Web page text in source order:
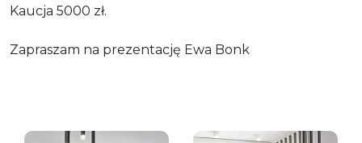
Kaucja 5000 zł.
Zapraszam na prezentację Ewa Bonk